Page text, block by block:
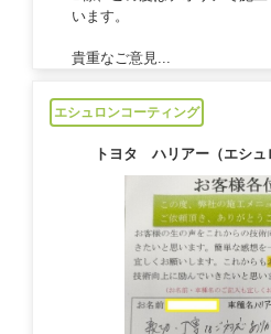
います。
貴重なご意見...
エシュロンコーティング
トヨタ ハリアー（エシュ